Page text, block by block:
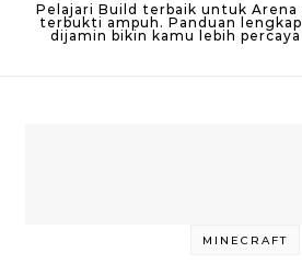
Pelajari Build terbaik untuk Arena
terbukti ampuh. Panduan
dijamin bikin kamu lebih
MINECRAFT